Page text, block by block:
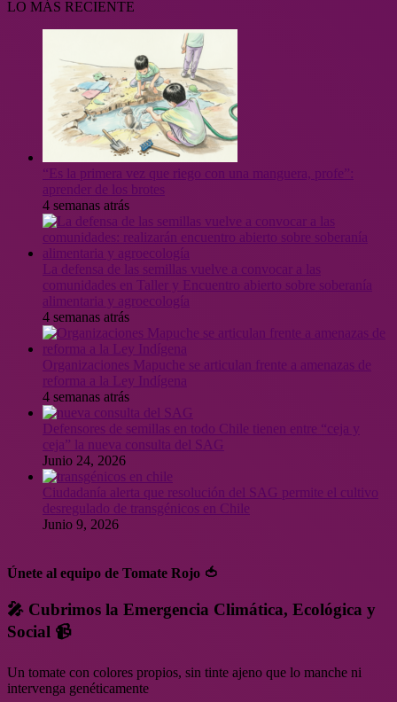
LO MÁS RECIENTE
“Es la primera vez que riego con una manguera, profe”:
aprender de los brotes
4 semanas atrás
La defensa de las semillas vuelve a convocar a las
comunidades en Taller y Encuentro abierto sobre soberanía
alimentaria y agroecología
4 semanas atrás
Organizaciones Mapuche se articulan frente a amenazas de
reforma a la Ley Indígena
4 semanas atrás
Defensores de semillas en todo Chile tienen entre “ceja y
ceja” la nueva consulta del SAG
Junio 24, 2026
Ciudadanía alerta que resolución del SAG permite el cultivo
desregulado de transgénicos en Chile
Junio 9, 2026
Únete al equipo de Tomate Rojo 🍅
🎤 Cubrimos la Emergencia Climática, Ecológica y
Social 📹
Un tomate con colores propios, sin tinte ajeno que lo manche ni
intervenga genéticamente